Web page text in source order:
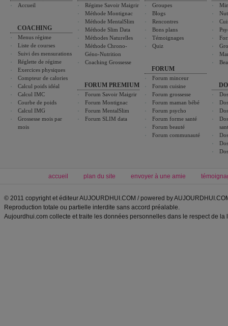
Accueil
COACHING
Menus régime
Liste de courses
Suivi des mensurations
Réglette de régime
Exercices physiques
Compteur de calories
Calcul poids idéal
Calcul IMC
Courbe de poids
Calcul IMG
Grossesse mois par
mois
Régime Savoir Maigrir
Méthode Montignac
Méthode MentalSlim
Méthode Slim Data
Méthodes Naturelles
Méthode Chrono-
Géno-Nutrition
Coaching Grossesse
FORUM PREMIUM
Forum Savoir Maigrir
Forum Montignac
Forum MentalSlim
Forum SLIM data
Groupes
Blogs
Rencontres
Bons plans
Témoignages
Quiz
FORUM
Forum minceur
Forum cuisine
Forum grossesse
Forum maman bébé
Forum psycho
Forum forme santé
Forum beauté
Forum communauté
accueil plan du site envoyer à une amie
© 2011 copyright et éditeur AUJOURDHUI.COM / powered by
Reproduction totale ou partielle interdite sans accord préalable.
Aujourdhui.com collecte et traite les données personnelles dans le respect de